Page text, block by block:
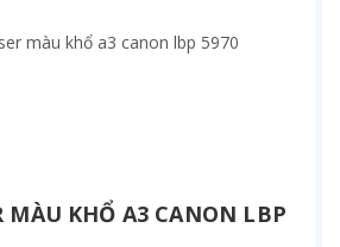
MÀU KHỔ A3 CANON LBP